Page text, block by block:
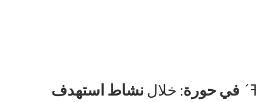
ߔ´ في حورة: خلال نشاط استهدف